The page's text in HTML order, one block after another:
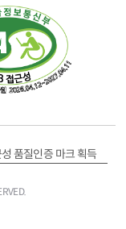
품질인증 마크 획득